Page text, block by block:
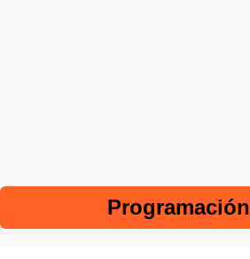
Programación